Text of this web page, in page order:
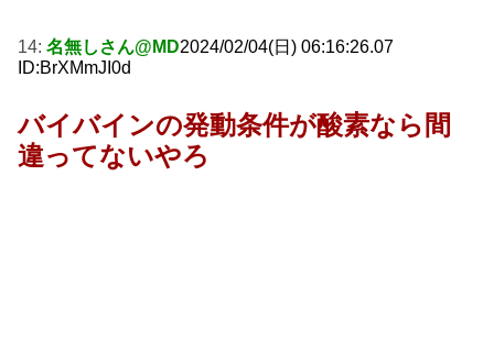
14: 名無しさん@MD2024/02/04(日) 06:16:26.07
ID:BrXMmJI0d
バイバインの発動条件が酸素なら間
違ってないやろ